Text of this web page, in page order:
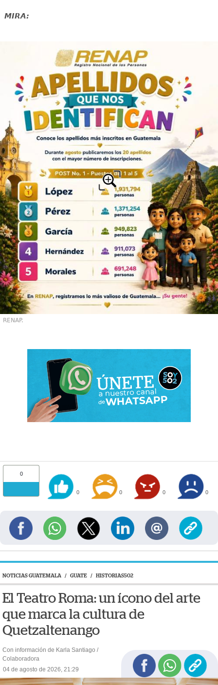
MIRA:
RENAP.
0
0 0 0 0
NOTICIAS GUATEMALA / GUATE / HISTORIAS502
El Teatro Roma: un ícono del arte
que marca la cultura de
Quetzaltenango
Con información de Karla Santiago /
Colaboradora
04 de agosto de 2026, 21:29